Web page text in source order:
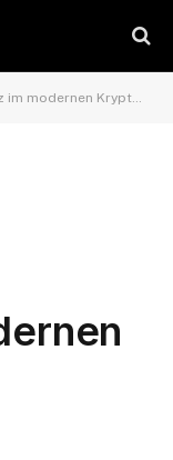
Kryptohandel